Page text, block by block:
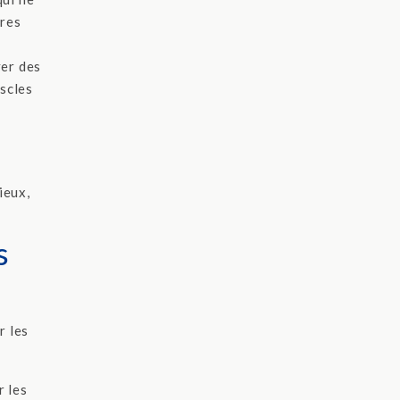
des
les
les